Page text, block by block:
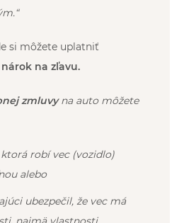
si môžete uplatniť
nárok na zľavu.
zmluvyna auto môžete
robí vec (vozidlo)
alebo
ubezpečil, že vec má